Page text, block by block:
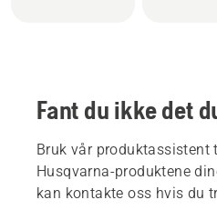
Fant du ikke det
Bruk vår
Husqvarna-produktene
kan kontakte oss hvis du